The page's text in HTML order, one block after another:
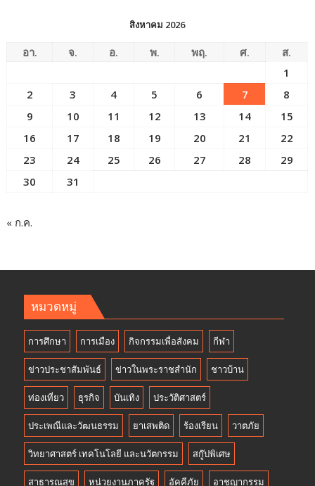
สิงหาคม 2026
อา. จ. อ. พ. พฤ. ศ.
ส.
1
2
3 4 5 6 7
8
9
10 11 12 13 14
15
16
17 18 19 20 21
22
23
24 25 26 27 28
29
30
31
« ก.ค.
หมวดหมู่
การศึกษา การเมือง กิจกรรมเพื่อสังคม กีฬา
ข่าวประชาสัมพันธ์ ข่าวในพระราชสำนัก ชาวบ้าน
ท่องเที่ยว ธุรกิจ บันเทิง ประวัติศาสตร์
ประเพณีและวัฒนธรรม ยาเสพติด ร้องเรียน วาตภัย
วิทยาศาสตร์ เทคโนโลยี และนวัตกรรม สกู๊ปพิเศษ
สาธารณสุข หน่วยงานภาครัฐ อัคคีภัย อาชญากรรม